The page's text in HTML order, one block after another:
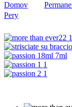
Domov
Pery